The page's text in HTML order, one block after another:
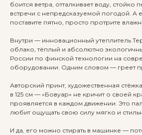
боится ветра, отталкивает воду, стойко
встречи с непредсказуемой погодой. А
поставите пятно, просто протрите
Внутри — инновационный утеплитель
облако, тёплый и абсолютно
России по финской технологии на
оборудовании. Одним словом — греет
Авторский принт, художественная
в 125 см — «Бовуар» не кричит о своей
проявляется в каждом движении. Это
любит ощущать свою силу мягко и
И да, его можно стирать в машинке —